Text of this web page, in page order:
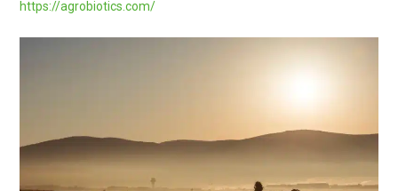
https://agrobiotics.com/